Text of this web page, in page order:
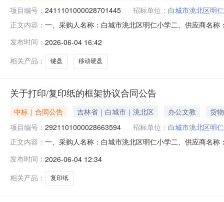
项目编号： 2411101000028701445 招标单位： 白城市洮北区明
正文内容： 一、采购人名称：白城市洮北区明仁小学二、供应商名
捷/SeagateST8000DM004（8TB）块3.00255076502
发布时间： 2026-06-04 16:42
相关产品：
键盘 移动硬盘
关于打印/复印纸的框架协议合同公告
中标｜合同公告 吉林省｜白城市｜洮北区 办公文教
货物
项目编号： 2921101000028663594 招标单位： 白城市洮北区明
正文内容： 一、采购人名称：白城市洮北区明仁小学二、供应商名
克A4箱95.00948930服务要求或标的基本概况：七、其
发布时间： 2026-06-04 12:34
相关产品：
复印纸